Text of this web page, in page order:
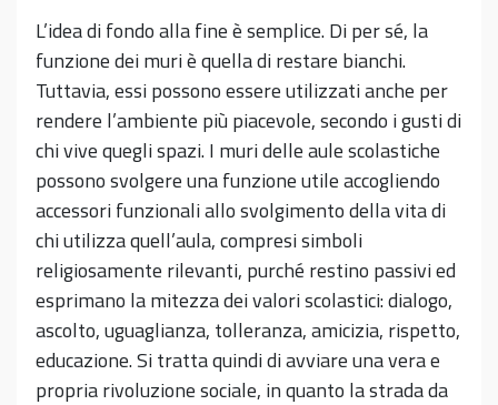
L’idea di fondo alla fine è semplice. Di per sé, la
funzione dei muri è quella di restare bianchi.
Tuttavia, essi possono essere utilizzati anche per
rendere l’ambiente più piacevole, secondo i gusti di
chi vive quegli spazi. I muri delle aule scolastiche
possono svolgere una funzione utile accogliendo
accessori funzionali allo svolgimento della vita di
chi utilizza quell’aula, compresi simboli
religiosamente rilevanti, purché restino passivi ed
esprimano la mitezza dei valori scolastici: dialogo,
ascolto, uguaglianza, tolleranza, amicizia, rispetto,
educazione. Si tratta quindi di avviare una vera e
propria rivoluzione sociale, in quanto la strada da